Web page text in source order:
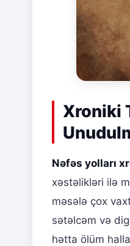
Xroniki
Nəfəs yolları
xəstəlikləri ilə
məsələ çox
sətəlcəm və
hətta ölüm